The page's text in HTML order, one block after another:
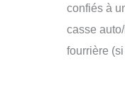
confiés à
casse
fourrière